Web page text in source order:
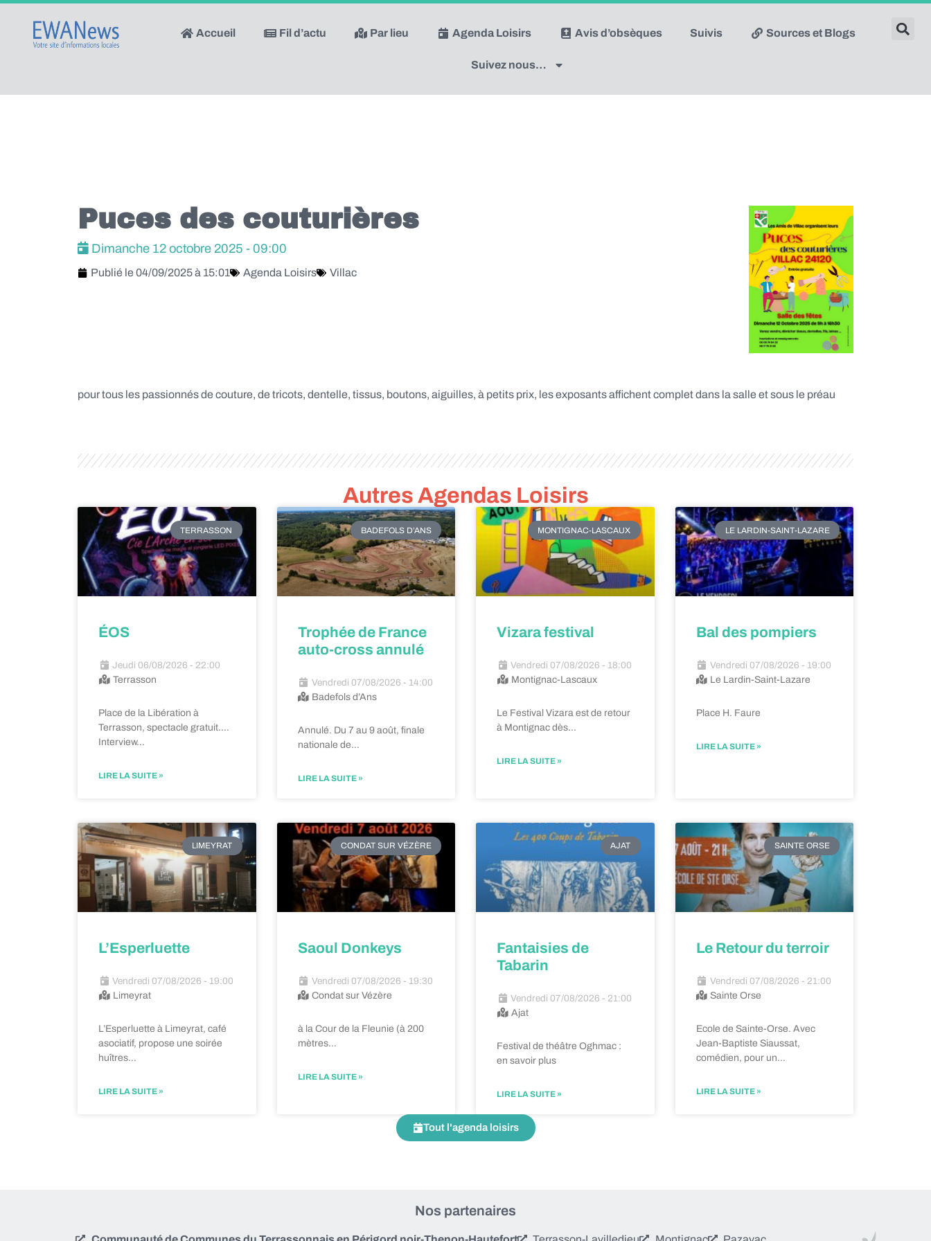
Accueil Fil d’actu Par lieu Agenda Loisirs Avis d’obsèques Suivis Sources et Blogs
Suivez nous…
Puces des couturières
Dimanche 12 octobre 2025 - 09:00
Publié le 04/09/2025 à 15:01 Agenda Loisirs Villac
pour tous les passionnés de couture, de tricots, dentelle, tissus, boutons, aiguilles, à petits prix, les exposants affichent complet dans la salle et sous le préau
Autres Agendas Loisirs
TERRASSON
ÉOS
Jeudi 06/08/2026 - 22:00
Terrasson
Place de la Libération à
Terrasson, spectacle gratuit….
Interview…
LIRE LA SUITE »
BADEFOLS D’ANS
Trophée de France
auto-cross annulé
Vendredi 07/08/2026 - 14:00
Badefols d’Ans
Annulé. Du 7 au 9 août, finale
nationale de…
LIRE LA SUITE »
MONTIGNAC-LASCAUX
Vizara festival
Vendredi 07/08/2026 - 18:00
Montignac-Lascaux
Le Festival Vizara est de retour
à Montignac dès…
LIRE LA SUITE »
LE LARDIN-SAINT-LAZARE
Bal des pompiers
Vendredi 07/08/2026 - 19:00
Le Lardin-Saint-Lazare
Place H. Faure
LIRE LA SUITE »
LIMEYRAT
L’Esperluette
Vendredi 07/08/2026 - 19:00
Limeyrat
L’Esperluette à Limeyrat, café
asociatif, propose une soirée
huîtres…
LIRE LA SUITE »
CONDAT SUR VÉZÈRE
Saoul Donkeys
Vendredi 07/08/2026 - 19:30
Condat sur Vézère
à la Cour de la Fleunie (à 200
mètres…
LIRE LA SUITE »
AJAT
Fantaisies de
Tabarin
Vendredi 07/08/2026 - 21:00
Ajat
Festival de théâtre Oghmac :
en savoir plus
LIRE LA SUITE »
SAINTE ORSE
Le Retour du terroir
Vendredi 07/08/2026 - 21:00
Sainte Orse
Ecole de Sainte-Orse. Avec
Jean-Baptiste Siaussat,
comédien, pour un…
LIRE LA SUITE »
Tout l'agenda loisirs
Nos partenaires